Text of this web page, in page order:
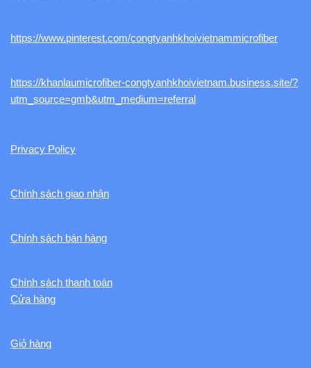
https://www.pinterest.com/congtyanhkhoivietnammicrofiber
https://khanlaumicrofiber-congtyanhkhoivietnam.business.site/?
utm_source=gmb&utm_medium=referral
Privacy Policy
Chính sách giao nhận
Chính sách bán hàng
Chính sách thanh toán
Cửa hàng
Giỏ hàng